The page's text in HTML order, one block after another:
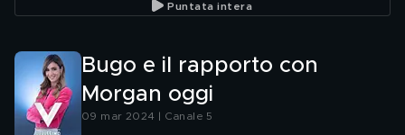
Puntata intera
Bugo e il rapporto con
Morgan oggi
09 mar 2024 | Canale 5